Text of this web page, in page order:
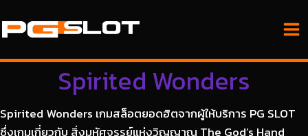
Spirited Wonders
Spirited Wonders เกมสล็อตยอดฮิตจากผู้ให้บริการ PG SLOT
ซึ่งเกมเกี่ยวกับ สิ่งมหัศจรรย์แห่งวิญญาณ The God’s Hand